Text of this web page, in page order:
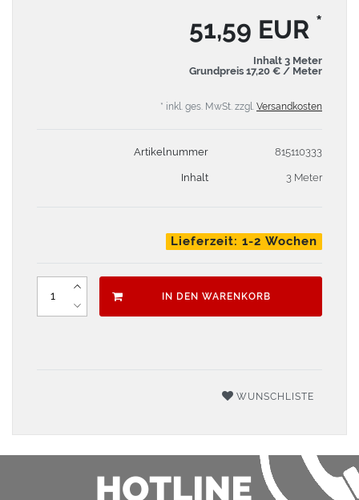
51,59 EUR *
Inhalt 3 Meter
Grundpreis 17,20 € / Meter
* inkl. ges. MwSt. zzgl. Versandkosten
Artikelnummer 815110333
Inhalt 3 Meter
Lieferzeit: 1-2 Wochen
IN DEN WARENKORB
WUNSCHLISTE